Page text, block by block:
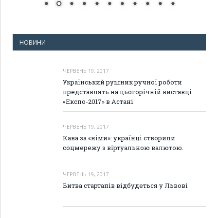
НОВИНИ
ЧЕРВЕНЬ 19, 2017
Український рушник ручної роботи
представлять на цьогорічній виставці
«Експо-2017» в Астані
ЧЕРВЕНЬ 19, 2017
Кава за «німи»: українці створили
соцмережу з віртуальною валютою.
ЧЕРВЕНЬ 19, 2017
Битва стартапів відбудеться у Львові